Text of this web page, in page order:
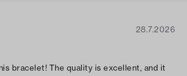
28.7.2026
bracelet! The quality is excellent, and it